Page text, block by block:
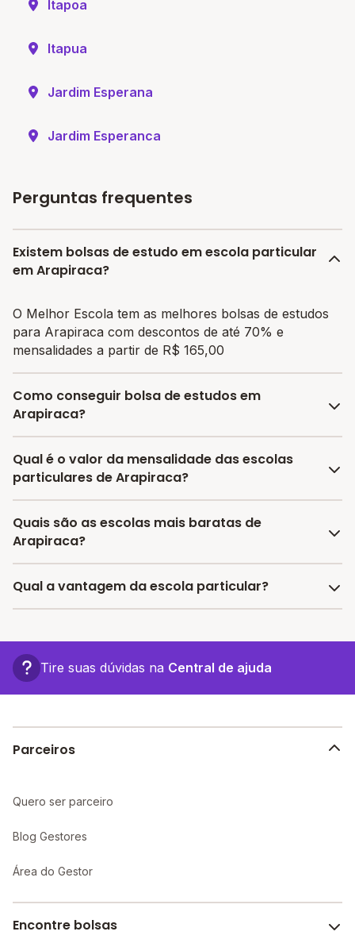
Itapoa
Itapua
Jardim Esperana
Jardim Esperanca
Perguntas frequentes
Existem bolsas de estudo em escola particular
em Arapiraca?
O Melhor Escola tem as melhores bolsas de estudos
para Arapiraca com descontos de até 70% e
mensalidades a partir de R$ 165,00
Como conseguir bolsa de estudos em
Arapiraca?
O programa de bolsa do Melhor Escola disponibiliza
vagas com até 80% de desconto nas mensalidades.
pré-matrícula no site.
Qual é o valor da mensalidade das escolas
particulares de Arapiraca?
A média da mensalidade em Arapiraca é de R$ 382,50
reais, sendo a mensalidade mais barata R$ 165,00 e a
Quais são as escolas mais baratas de
Arapiraca?
As escolas com mensalidades mais baratas de
Qual a vantagem da escola particular?
completa e recursos educacionais mais avançados,
proporcionando um ambiente propício ao
Tire suas dúvidas na Central de ajuda
Parceiros
Quero ser parceiro
Blog Gestores
Área do Gestor
Encontre bolsas